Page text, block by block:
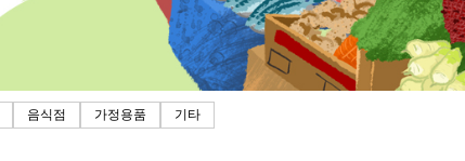
음식점 가정용품 기타